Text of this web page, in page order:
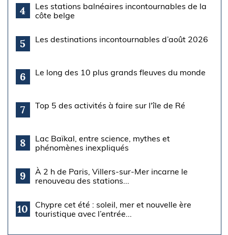
4
Les stations balnéaires incontournables de la
côte belge
5 Les destinations incontournables d’août 2026
6 Le long des 10 plus grands fleuves du monde
7 Top 5 des activités à faire sur l'île de Ré
8
Lac Baïkal, entre science, mythes et
phénomènes inexpliqués
9
À 2 h de Paris, Villers-sur-Mer incarne le
renouveau des stations...
10
Chypre cet été : soleil, mer et nouvelle ère
touristique avec l’entrée...